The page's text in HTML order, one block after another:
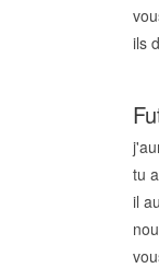
ils
tu
il